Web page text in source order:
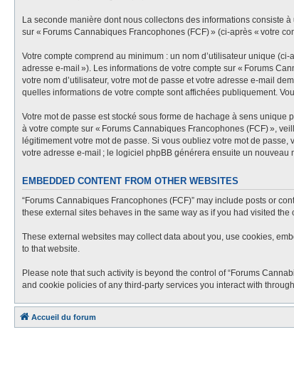
La seconde manière dont nous collectons des informations consiste
sur « Forums Cannabiques Francophones (FCF) » (ci-après « votre
Votre compte comprend au minimum : un nom d’utilisateur unique
adresse e-mail »). Les informations de votre compte sur « Forums
votre nom d’utilisateur, votre mot de passe et votre adresse e-mail
quelles informations de votre compte sont affichées publiquement.
Votre mot de passe est stocké sous forme de hachage à sens
à votre compte sur « Forums Cannabiques Francophones (FCF) »,
légitimement votre mot de passe. Si vous oubliez votre mot de
votre adresse e-mail ; le logiciel phpBB générera ensuite un nouveau
EMBEDDED CONTENT FROM OTHER WEBSITES
“Forums Cannabiques Francophones (FCF)” may include posts or
these external sites behaves in the same way as if you had visited the
These external websites may collect data about you, use cookies,
to that website.
Please note that such activity is beyond the control of “Forums
and cookie policies of any third-party services you interact with
Accueil du forum